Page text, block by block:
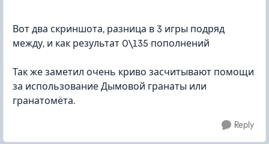
Вот два скриншота, разница в 3 игры подряд
между, и как результат 0\135 пополнений
Так же заметил очень криво засчитывают помощи
за использование Дымовой гранаты или
гранатомёта.
Reply